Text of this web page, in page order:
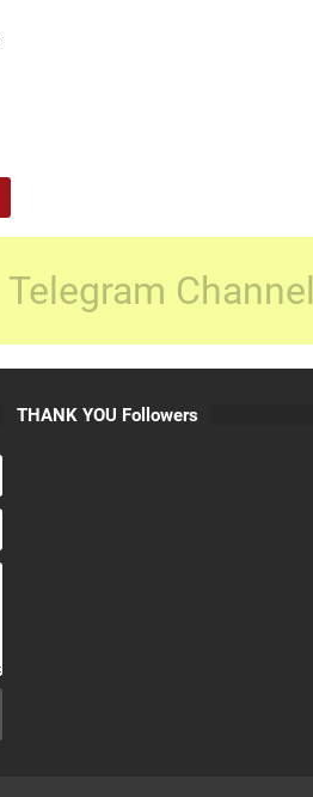
Telegram Channel
THANK YOU Followers